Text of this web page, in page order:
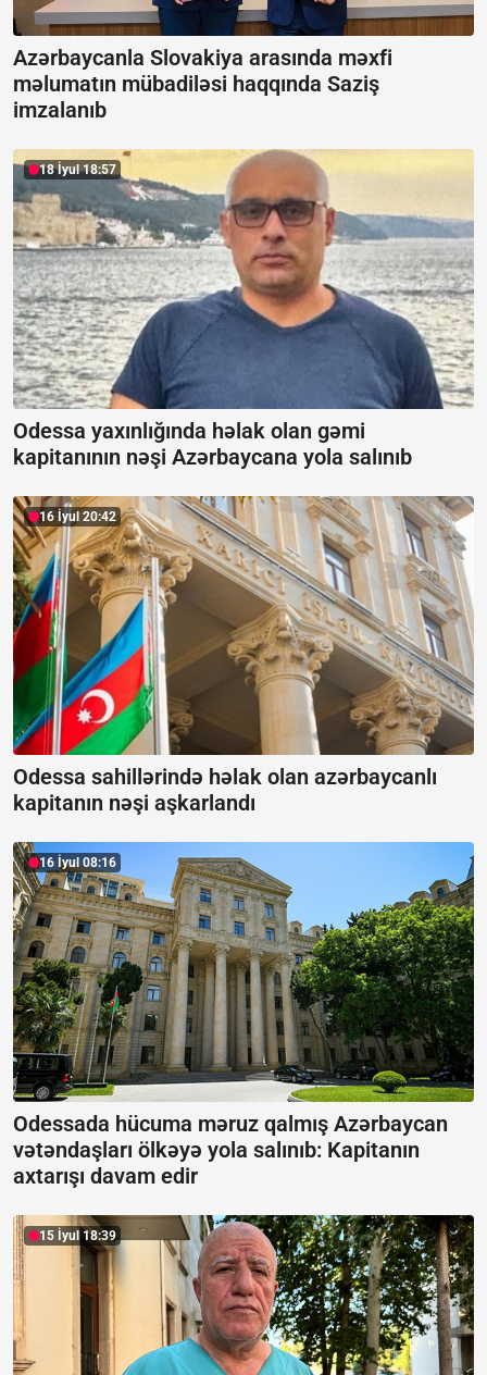
Azərbaycanla Slovakiya arasında məxfi
məlumatın mübadiləsi haqqında Saziş
imzalanıb
18 İyul 18:57
Odessa yaxınlığında həlak olan gəmi
kapitanının nəşi Azərbaycana yola salınıb
16 İyul 20:42
Odessa sahillərində həlak olan azərbaycanlı
kapitanın nəşi aşkarlandı
16 İyul 08:16
Odessada hücuma məruz qalmış Azərbaycan
vətəndaşları ölkəyə yola salınıb: Kapitanın
axtarışı davam edir
15 İyul 18:39